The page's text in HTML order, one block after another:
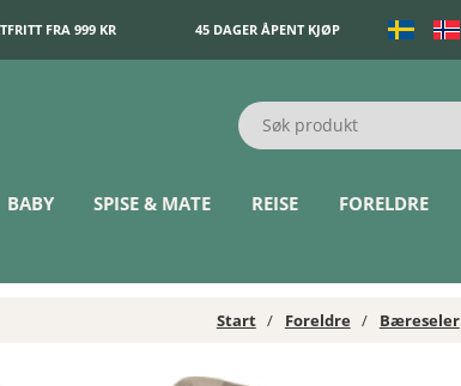
FRA 999 KR 45 DAGER ÅPENT KJØP
BABY SPISE & MATE REISE FORELDRE
Start Foreldre Bæreseler